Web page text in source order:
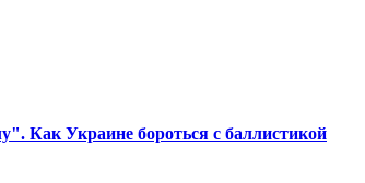
Как Украине бороться с баллистикой